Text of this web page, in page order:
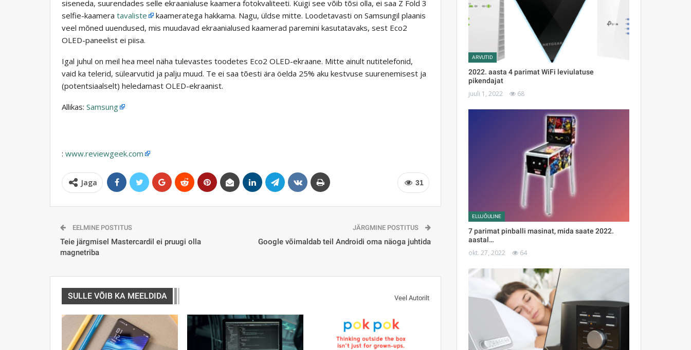
siseneda, suurendades selle ekraanialuse kaamera fotokvaliteeti. Kuigi see võib tõsi olla, ei saa Z Fold 3
selfie-kaamera tavaliste
kaameratega hakkama. Nagu, üldse mitte. Loodetavasti on Samsungil plaanis
veel mõned uuendused, mis muudavad ekraanialused kaamerad paremini kasutatavaks, sest Eco2
OLED-paneelist ei piisa.
Igal juhul on meil hea meel näha tulevastes toodetes Eco2 OLED-ekraane. Mitte ainult nutitelefonid,
vaid ka telerid, sülearvutid ja palju muud. Te ei saa tõesti ära öelda 25% aku kestvuse suurenemisest ja
(potentsiaalselt) heledamast OLED-ekraanist.
Allikas: Samsung
: www.reviewgeek.com
31
Jaga
EELMINE POSTITUS
Teie järgmisel Mastercardil ei pruugi olla
magnetriba
JÄRGMINE POSTITUS
Google võimaldab teil Androidi oma näoga juhtida
SULLE VÕIB KA MEELDIDA Veel Autorilt
ARVUTID
2022. aasta 4 parimat WiFi leviulatuse
pikendajat
juuli 1, 2022 68
ELUJÕULINE
7 parimat pinballi masinat, mida saate 2022.
aastal…
okt. 27, 2022 64